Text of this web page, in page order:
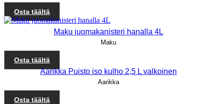
Osta täältä
Maku juomakanisteri hanalla 4L
Maku
Osta täältä
Aarikka Puisto iso kulho 2,5 L valkoinen
Aarikka
Osta täältä